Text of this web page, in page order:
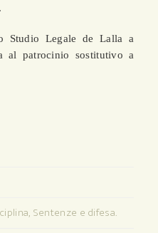
Studio Legale de Lalla a
al patrocinio sostitutivo a
Sentenze e difesa.